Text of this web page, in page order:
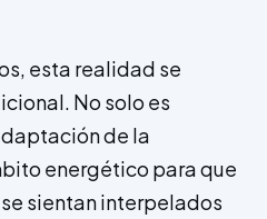
esta realidad se
No solo es
de la
energético para que
se sientan interpelados